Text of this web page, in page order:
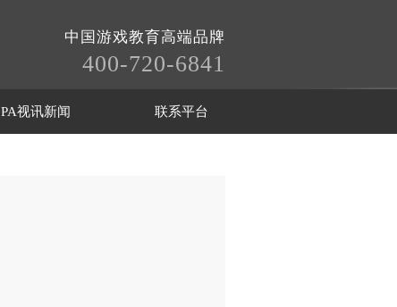
中国游戏教育高端品牌
400-720-6841
PA视讯新闻 联系平台